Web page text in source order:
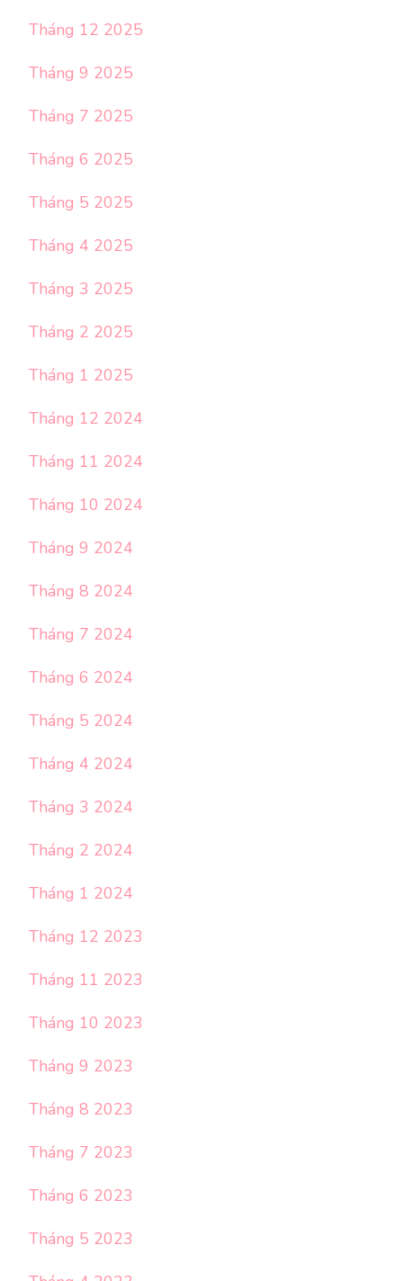
Tháng 12 2025
Tháng 9 2025
Tháng 7 2025
Tháng 6 2025
Tháng 5 2025
Tháng 4 2025
Tháng 3 2025
Tháng 2 2025
Tháng 1 2025
Tháng 12 2024
Tháng 11 2024
Tháng 10 2024
Tháng 9 2024
Tháng 8 2024
Tháng 7 2024
Tháng 6 2024
Tháng 5 2024
Tháng 4 2024
Tháng 3 2024
Tháng 2 2024
Tháng 1 2024
Tháng 12 2023
Tháng 11 2023
Tháng 10 2023
Tháng 9 2023
Tháng 8 2023
Tháng 7 2023
Tháng 6 2023
Tháng 5 2023